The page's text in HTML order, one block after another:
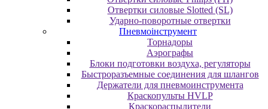
Отвертки силовые Slotted (SL)
Ударно-поворотные отвертки
Пневмоінструмент
Topнaдopы
Аэрографы
Блоки подготовки воздуха, регуляторы
Быстроразъемные соединения для шлангов
Держатели для пневмоинструмента
Краскопульты HVLP
Краскораспылители